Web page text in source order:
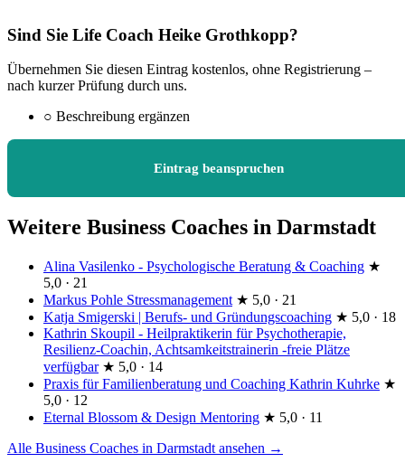
Sind Sie Life Coach Heike Grothkopp?
Übernehmen Sie diesen Eintrag kostenlos, ohne Registrierung –
nach kurzer Prüfung durch uns.
○ Beschreibung ergänzen
Eintrag beanspruchen
Weitere Business Coaches in Darmstadt
Alina Vasilenko - Psychologische Beratung & Coaching ★
5,0 · 21
Markus Pohle Stressmanagement ★ 5,0 · 21
Katja Smigerski | Berufs- und Gründungscoaching ★ 5,0 · 18
Kathrin Skoupil - Heilpraktikerin für Psychotherapie,
Resilienz-Coachin, Achtsamkeitstrainerin -freie Plätze
verfügbar ★ 5,0 · 14
Praxis für Familienberatung und Coaching Kathrin Kuhrke ★
5,0 · 12
Eternal Blossom & Design Mentoring ★ 5,0 · 11
Alle Business Coaches in Darmstadt ansehen →